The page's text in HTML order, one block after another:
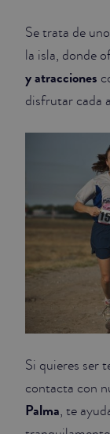
Se trata de
la isla, donde
y atracciones
disfrutar cada
Si quieres ser
contacta con
Palma, te